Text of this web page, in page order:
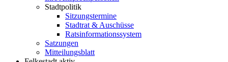
Stadtpolitik
Sitzungstermine
Stadtrat & Auschüsse
Ratsinformationssystem
Satzungen
Mitteilungsblatt